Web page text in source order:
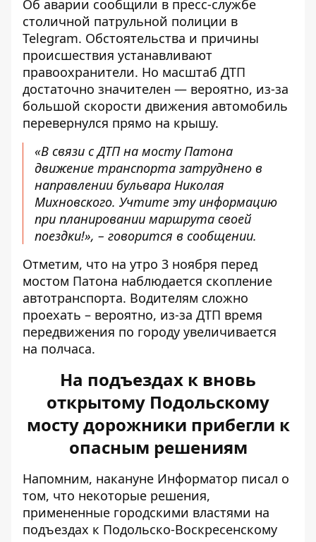
Об аварии сообщили в пресс-службе
столичной патрульной полиции в
Telegram. Обстоятельства и причины
происшествия устанавливают
правоохранители. Но масштаб ДТП
достаточно значителен — вероятно, из-за
большой скорости движения автомобиль
перевернулся прямо на крышу.
«В связи с ДТП на мосту Патона
движение транспорта затруднено в
направлении бульвара Николая
Михновского. Учтите эту информацию
при планировании маршрута своей
поездки!», – говорится в сообщении.
Отметим, что на утро 3 ноября перед
мостом Патона наблюдается скопление
автотранспорта. Водителям сложно
проехать – вероятно, из-за ДТП время
передвижения по городу увеличивается
на полчаса.
На подъездах к вновь
открытому Подольскому
мосту дорожники прибегли к
опасным решениям
Напомним, накануне Информатор писал о
том, что некоторые решения,
примененные городскими властями на
подъездах к Подольско-Воскресенскому